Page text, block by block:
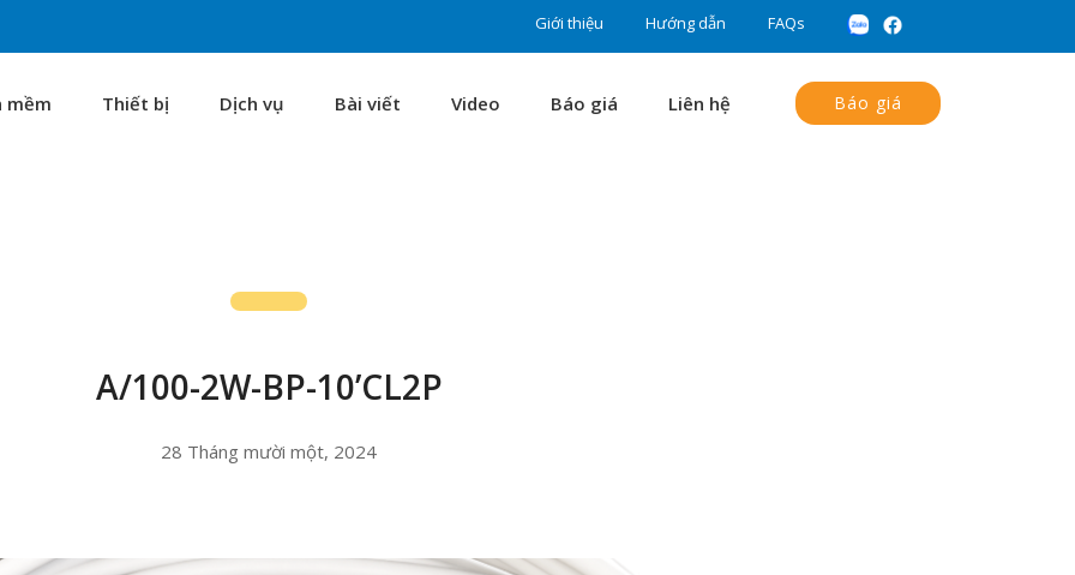
Giới thiệu Hướng dẫn FAQs
mềm Thiết bị Dịch vụ Bài viết Video Báo giá Liên hệ Báo giá
A/100-2W-BP-10’CL2P
28 Tháng mười một, 2024